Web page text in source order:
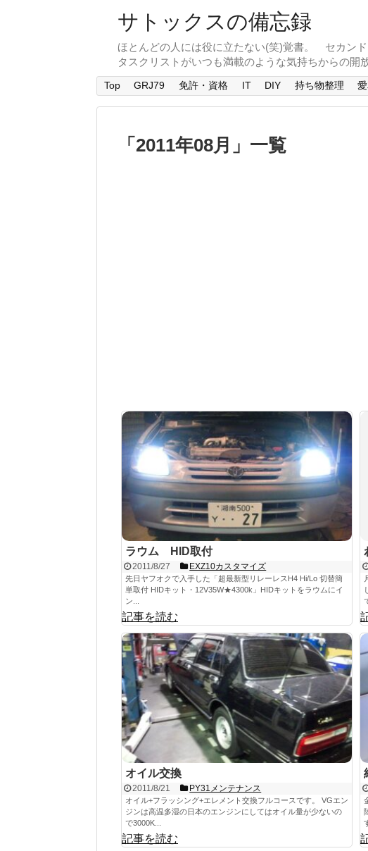
サトックスの備忘録
ほとんどの人には役に立たない(笑)覚書。 セカン
タスクリストがいつも満載のような気持ちからの開
Top GRJ79 免許・資格 IT DIY 持ち物整理
「 2011年08月 」 一覧
ラウム HID取付
2011/8/27 EXZ10カスタマイズ
先日ヤフオクで入手した「超最新型リレーレスH4 Hi/Lo 切替簡
単取付 HIDキット・12V35W★4300k」HIDキットをラウムにイ
ン...
記事を読む
オイル交換
2011/8/21 PY31メンテナンス
オイル+フラッシング+エレメント交換フルコースです。 VGエン
ジンは高温多湿の日本のエンジンにしてはオイル量が少ないの
で3000K...
記事を読む